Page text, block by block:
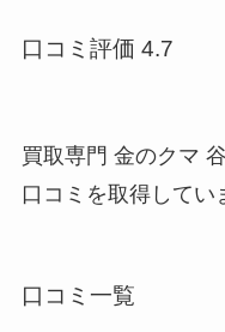
口コミ評価 4.7
買取専門 金のクマ
口コミを取得してい
口コミ一覧